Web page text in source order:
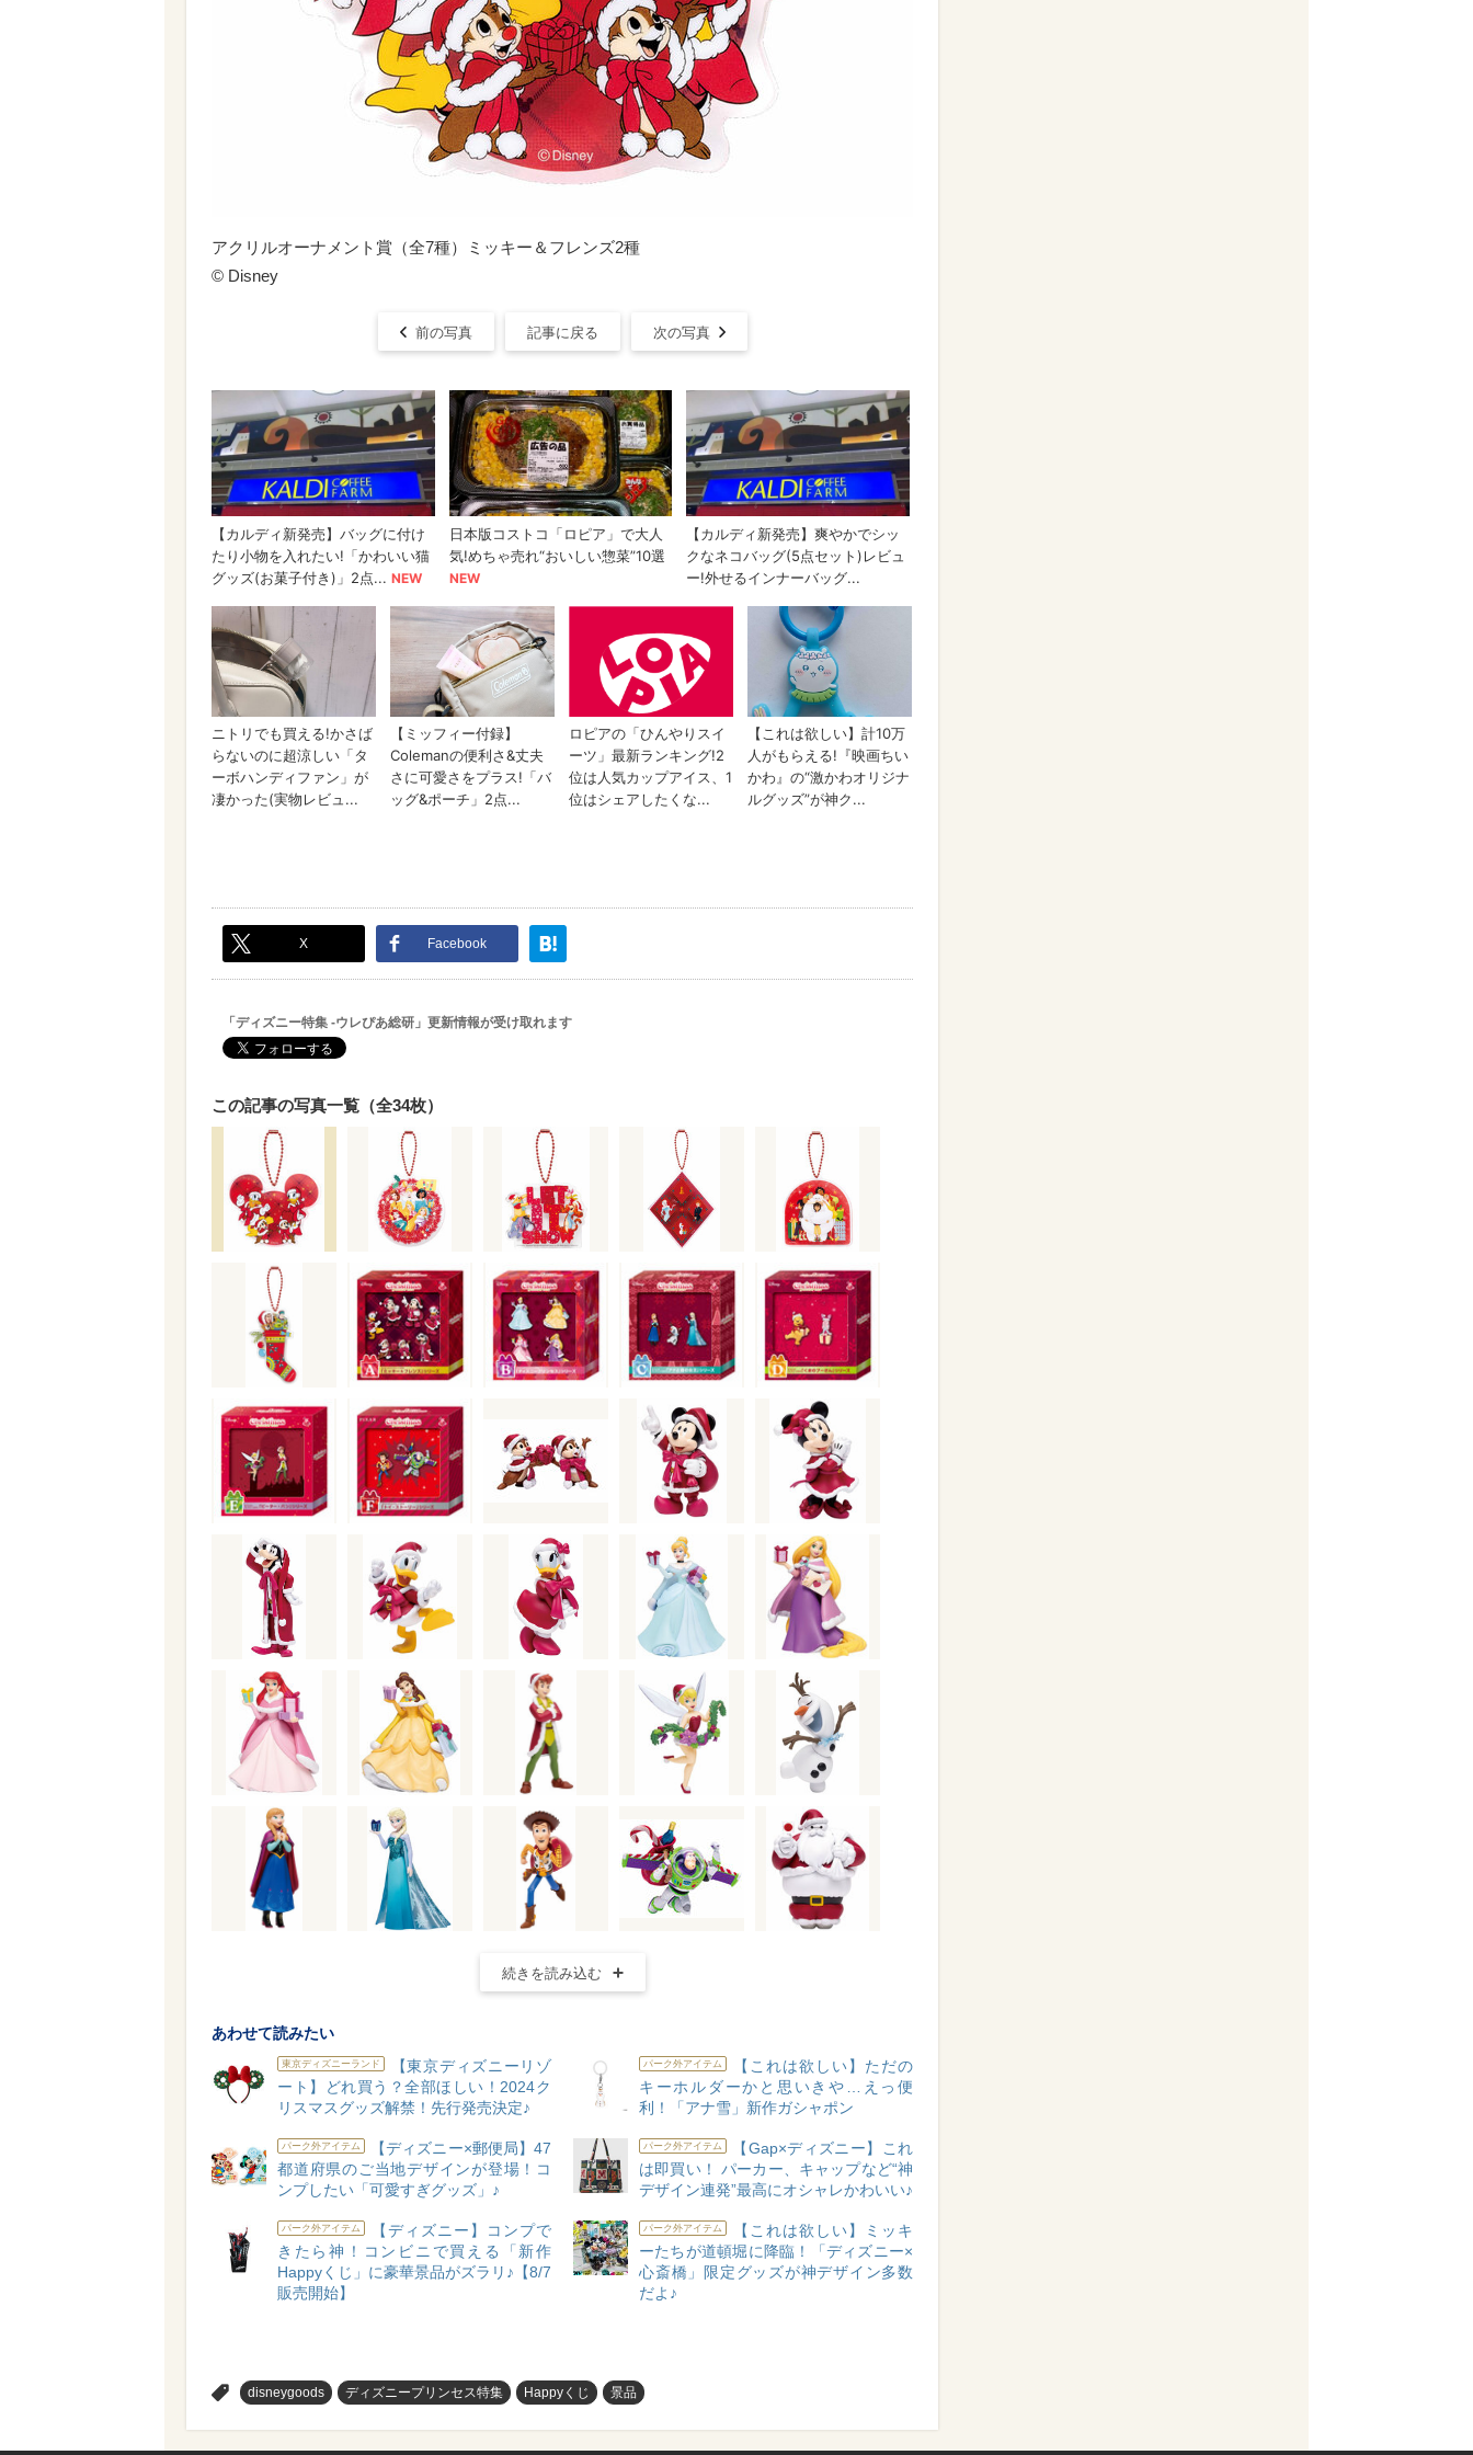
アクリルオーナメント賞（全7種）ミッキー＆フレンズ2種
© Disney
前の写真 記事に戻る 次の写真
X Facebook
「ディズニー特集 -ウレぴあ総研」更新情報が受け取れます
この記事の写真一覧（全34枚）
続きを読み込む
あわせて読みたい
東京ディズニーランド
【東京ディズニーリゾ
ート】どれ買う？全部ほしい！2024ク
リスマスグッズ解禁！先行発売決定♪
パーク外アイテム
【これは欲しい】ただの
キーホルダーかと思いきや…えっ便
利！「アナ雪」新作ガシャポン
パーク外アイテム
【ディズニー×郵便局】47
都道府県のご当地デザインが登場！コ
ンプしたい「可愛すぎグッズ」♪
パーク外アイテム
【Gap×ディズニー】これ
は即買い！ パーカー、キャップなど“神
デザイン連発”最高にオシャレかわいい♪
パーク外アイテム
【ディズニー】コンプで
きたら神！コンビニで買える「新作
Happyくじ」に豪華景品がズラリ♪【8/7
販売開始】
パーク外アイテム
【これは欲しい】ミッキ
ーたちが道頓堀に降臨！「ディズニー×
心斎橋」限定グッズが神デザイン多数
だよ♪
disneygoods ディズニープリンセス特集 Happyくじ 景品